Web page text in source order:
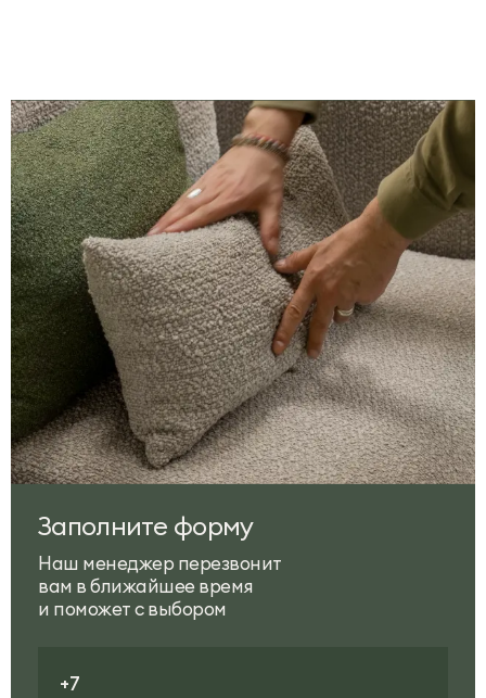
Заполните форму
Наш менеджер перезвонит
вам в ближайшее время
и поможет с выбором